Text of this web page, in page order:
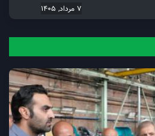
7 مرداد, 1405